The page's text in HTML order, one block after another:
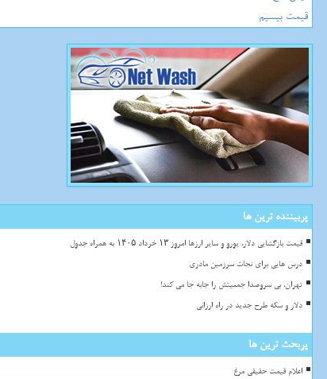
قیمت بیسیم
پربیننده ترین ها
قیمت بازگشایی دلار، یورو و سایر ارزها امروز ۱۳ خرداد ۱۴۰۵ به همراه جدول
درس هایی برای نجات سرزمین مادری
تهران، بی سروصدا جمعیتش را جابه جا می کند!
دلار و سکه طرح جدید در راه ارزانی
پربحث ترین ها
اعلام قیمت حقیقی مرغ